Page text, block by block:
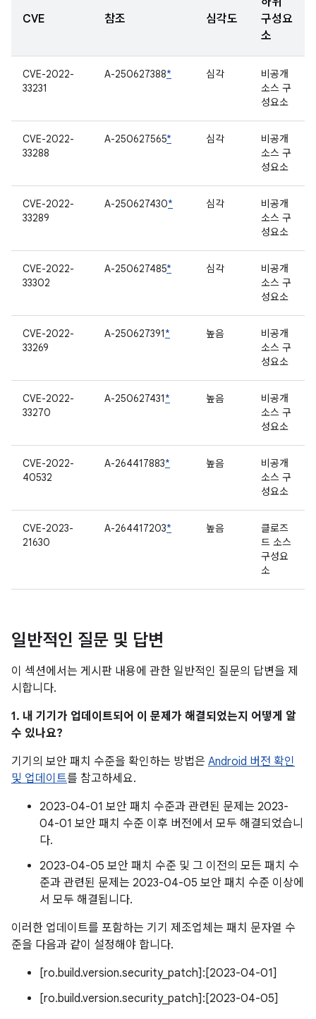
CVE 참조 심각도
구성요
소
CVE-2022-
33231
A-250627388* 심각
비공개
소스 구
성요소
CVE-2022-
33288
A-250627565* 심각
비공개
소스 구
성요소
CVE-2022-
33289
A-250627430* 심각
비공개
소스 구
성요소
CVE-2022-
33302
A-250627485* 심각
비공개
소스 구
성요소
CVE-2022-
33269
A-250627391* 높음
비공개
소스 구
성요소
CVE-2022-
33270
A-250627431* 높음
비공개
소스 구
성요소
CVE-2022-
40532
A-264417883* 높음
비공개
소스 구
성요소
CVE-2023-
21630
A-264417203* 높음
클로즈
드 소스
구성요
소
일반적인 질문 및 답변
이 섹션에서는 게시판 내용에 관한 일반적인 질문의 답변을 제
시합니다.
1. 내 기기가 업데이트되어 이 문제가 해결되었는지 어떻게 알
수 있나요?
기기의 보안 패치 수준을 확인하는 방법은 Android 버전 확인
및 업데이트를 참고하세요.
2023-04-01 보안 패치 수준과 관련된 문제는 2023-
04-01 보안 패치 수준 이후 버전에서 모두 해결되었습니
다.
2023-04-05 보안 패치 수준 및 그 이전의 모든 패치 수
준과 관련된 문제는 2023-04-05 보안 패치 수준 이상에
서 모두 해결됩니다.
이러한 업데이트를 포함하는 기기 제조업체는 패치 문자열 수
준을 다음과 같이 설정해야 합니다.
[ro.build.version.security_patch]:[2023-04-01]
[ro.build.version.security_patch]:[2023-04-05]